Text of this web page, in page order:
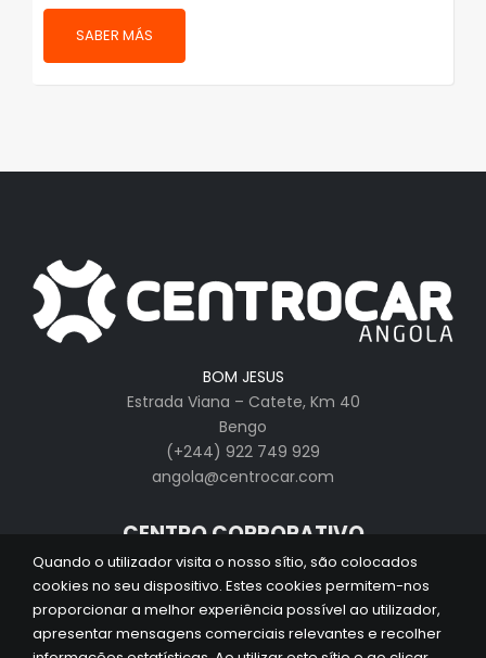
SABER MÁS
BOM JESUS
Estrada Viana – Catete, Km 40
Bengo
(+244) 922 749 929
angola@centrocar.com
CENTRO CORPORATIVO
EMPRESA
HISTÓRIA
MARCAS
CARREIRAS
Quando o utilizador visita o nosso sítio, são colocados
cookies no seu dispositivo. Estes cookies permitem-nos
proporcionar a melhor experiência possível ao utilizador,
apresentar mensagens comerciais relevantes e recolher